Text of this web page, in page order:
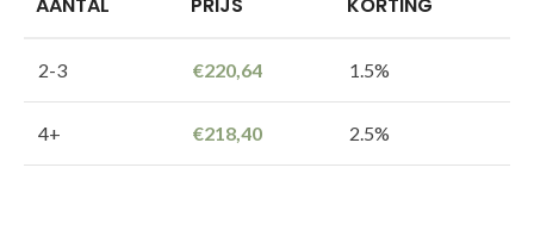
2-3 €220,64 1.5%
4+ €218,40 2.5%